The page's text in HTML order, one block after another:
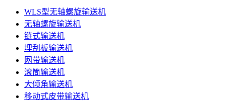
WLS型无轴螺旋输送机
无轴螺旋输送机
链式输送机
埋刮板输送机
网带输送机
滚筒输送机
大倾角输送机
移动式皮带输送机